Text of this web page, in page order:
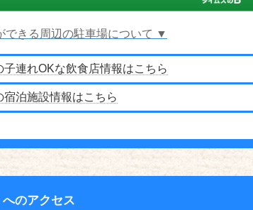
できる周辺の駐車場について ▼
子連れOKな飲食店情報はこちら
宿泊施設情報はこちら
のアクセス